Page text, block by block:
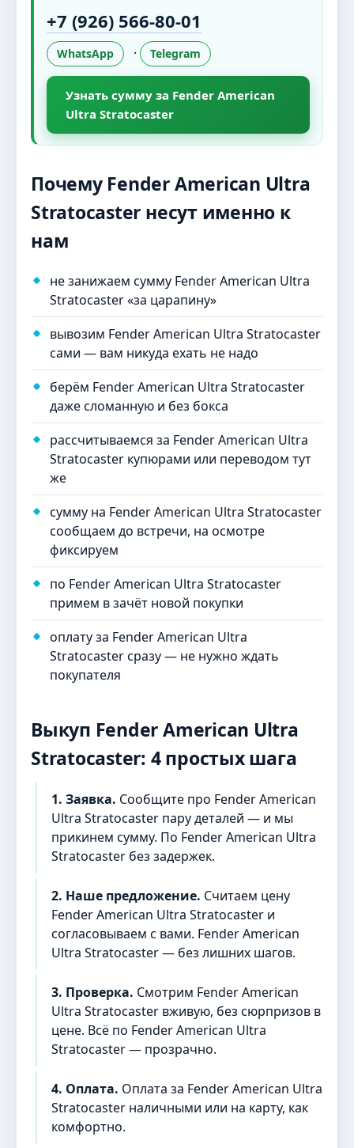
+7 (926) 566-80-01
WhatsApp · Telegram
Узнать сумму за Fender American
Ultra Stratocaster
Почему Fender American Ultra
Stratocaster несут именно к
нам
не занижаем сумму Fender American Ultra
Stratocaster «за царапину»
вывозим Fender American Ultra Stratocaster
сами — вам никуда ехать не надо
берём Fender American Ultra Stratocaster
даже сломанную и без бокса
рассчитываемся за Fender American Ultra
Stratocaster купюрами или переводом тут
же
сумму на Fender American Ultra Stratocaster
сообщаем до встречи, на осмотре
фиксируем
по Fender American Ultra Stratocaster
примем в зачёт новой покупки
оплату за Fender American Ultra
Stratocaster сразу — не нужно ждать
покупателя
Выкуп Fender American Ultra
Stratocaster: 4 простых шага
1. Заявка. Сообщите про Fender American
Ultra Stratocaster пару деталей — и мы
прикинем сумму. По Fender American Ultra
Stratocaster без задержек.
2. Наше предложение. Считаем цену
Fender American Ultra Stratocaster и
согласовываем с вами. Fender American
Ultra Stratocaster — без лишних шагов.
3. Проверка. Смотрим Fender American
Ultra Stratocaster вживую, без сюрпризов в
цене. Всё по Fender American Ultra
Stratocaster — прозрачно.
4. Оплата. Оплата за Fender American Ultra
Stratocaster наличными или на карту, как
комфортно.